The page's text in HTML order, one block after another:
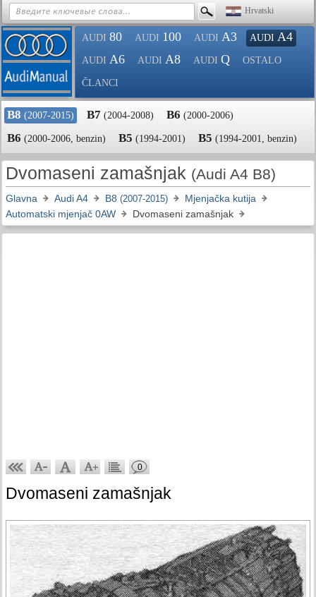
Hrvatski
AUDI 80 AUDI 100 AUDI A3 AUDI A4
AUDI A6 AUDI A8 AUDI Q OSTALO
ČLANCI
B8 (2007-2015) B7 (2004-2008) B6 (2000-2006)
B6 (2000-2006, benzin) B5 (1994-2001) B5 (1994-2001, benzin)
Dvomaseni zamašnjak (Audi A4 B8)
Glavna Audi A4 B8 (2007-2015)
Mjenjačka kutija
Automatski mjenjač 0AW
Dvomaseni zamašnjak
0
Dvomaseni zamašnjak